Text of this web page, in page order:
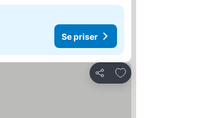
Se priser
Dela
Lägg till i Mina